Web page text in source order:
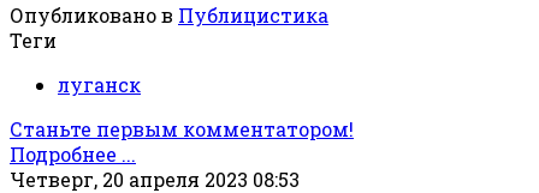
Опубликовано в Публицистика
Теги
луганск
Станьте первым комментатором!
Подробнее ...
Четверг, 20 апреля 2023 08:53